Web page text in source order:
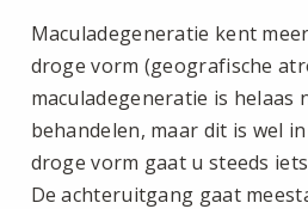
Maculadegeneratie kent
droge vorm (geografische
maculadegeneratie is helaas
behandelen, maar dit is wel
droge vorm gaat u steeds
De achteruitgang gaat